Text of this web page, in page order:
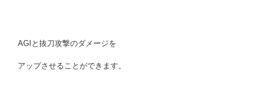
AGIと抜刀攻撃のダメージを
アップさせることができます。